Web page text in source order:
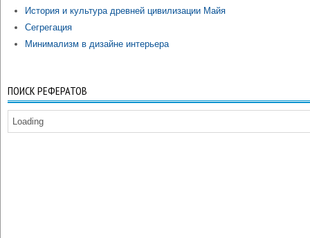
История и культура древней цивилизации Майя
Сегрегация
Минимализм в дизайне интерьера
ПОИСК РЕФЕРАТОВ
Loading